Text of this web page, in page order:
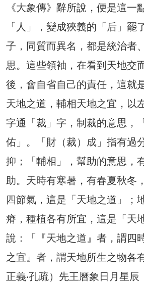
《大象傳》辭所說，便是這一
「人」，變成狹義的「后」罷
子，同質而異名，都是統治者
思。這些領袖，在看到天地交
後，會自省自己的責任，這就
天地之道，輔相天地之宜，以
字通「裁」字，制裁的意思，
佑」。「財（裁）成」指有過
抑；「輔相」，幫助的意思，
助。天時有寒暑，有春夏秋冬
四節氣，這是「天地之道」；
瘠，種植各有所宜，這是「天
說：「『天地之道』者，謂四
之宜』者，謂天地所生之物各
正義‧孔疏）先王曆象日月星辰